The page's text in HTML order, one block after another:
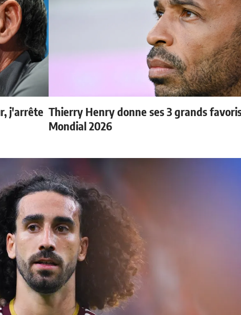
j'arrête Thierry Henry donne ses 3 grands
Mondial 2026